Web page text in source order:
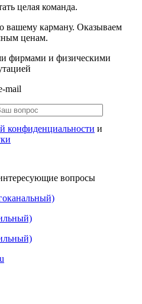
целая команда.
вашему карману. Оказываем
ценам.
фирмами и физическими
mail
конфиденциальности и
вопросы